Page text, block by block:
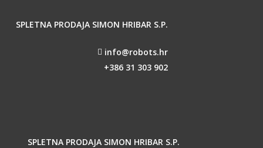
SPLETNA PRODAJA SIMON HRIBAR S.P.
info@robots.hr
+386 31 303 902
SPLETNA PRODAJA SIMON HRIBAR S.P.